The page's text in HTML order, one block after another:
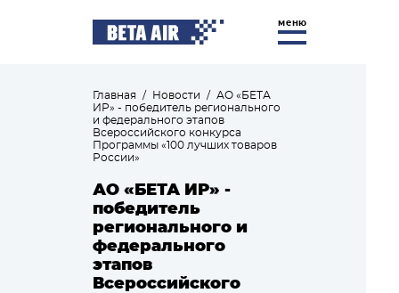
меню
Главная / Новости / АО «БЕТА
ИР» - победитель регионального
и федерального этапов
Всероссийского конкурса
Программы «100 лучших товаров
России»
АО «БЕТА ИР» -
победитель
регионального и
федерального
этапов
Всероссийского